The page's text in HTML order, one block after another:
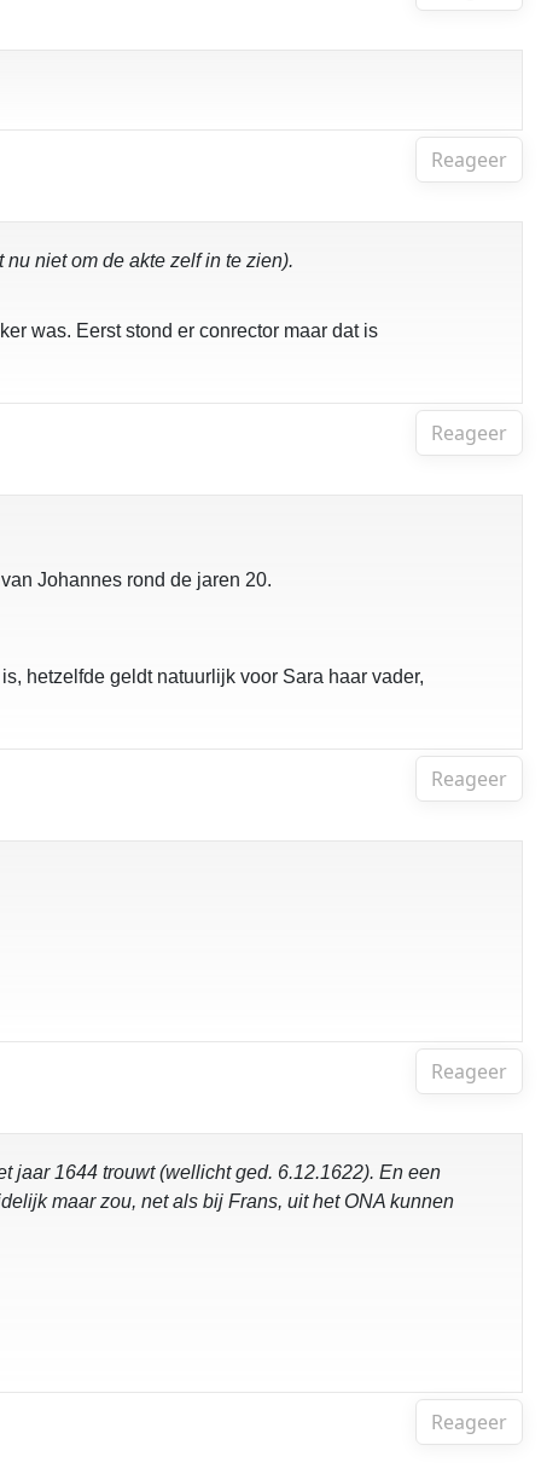
Reageer
niet om de akte zelf in te zien).
was. Eerst stond er conrector maar dat is
Reageer
Johannes rond de jaren 20.
hetzelfde geldt natuurlijk voor Sara haar vader,
Reageer
Reageer
jaar 1644 trouwt (wellicht ged. 6.12.1622). En een
maar zou, net als bij Frans, uit het ONA kunnen
Reageer